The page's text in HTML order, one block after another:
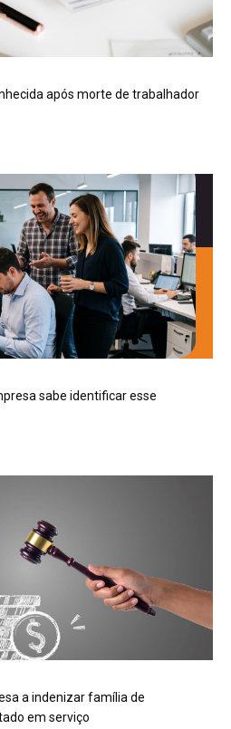
após morte de trabalhador
sabe identificar esse
a indenizar família de
em serviço